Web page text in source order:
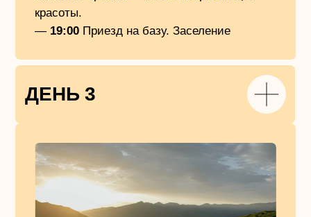
—16:00Выезд домой
—4:00Ориентировочный приезд домой
ГДЕ БУДЕМ ЖИТЬ?
1 ночь — гостиничный «Врата Каньона»в селе
Миатли возле реки Сулак